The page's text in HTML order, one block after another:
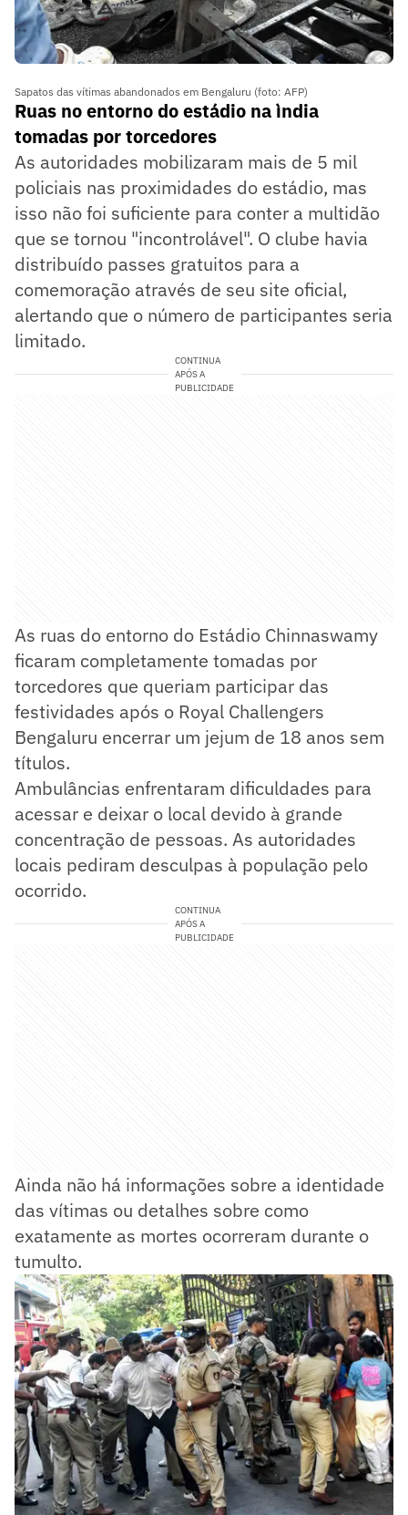
Sapatos das vítimas abandonados em Bengaluru (foto: AFP)
Ruas no entorno do estádio na ìndia
tomadas por torcedores
As autoridades mobilizaram mais de 5 mil
policiais nas proximidades do estádio, mas
isso não foi suficiente para conter a multidão
que se tornou "incontrolável". O clube havia
distribuído passes gratuitos para a
comemoração através de seu site oficial,
alertando que o número de participantes seria
limitado.
CONTINUA
APÓS A
PUBLICIDADE
As ruas do entorno do Estádio Chinnaswamy
ficaram completamente tomadas por
torcedores que queriam participar das
festividades após o Royal Challengers
Bengaluru encerrar um jejum de 18 anos sem
títulos.
Ambulâncias enfrentaram dificuldades para
acessar e deixar o local devido à grande
concentração de pessoas. As autoridades
locais pediram desculpas à população pelo
ocorrido.
CONTINUA
APÓS A
PUBLICIDADE
Ainda não há informações sobre a identidade
das vítimas ou detalhes sobre como
exatamente as mortes ocorreram durante o
tumulto.